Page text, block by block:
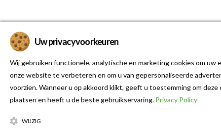
Uw privacyvoorkeuren
Wij gebruiken functionele, analytische en marketing cookies om uw
onze website te verbeteren en om u van gepersonaliseerde
voorzien. Wanneer u op akkoord klikt, geeft u toestemming om deze
plaatsen en heeft u de beste gebruikservaring. Privacy Policy
WIJZIG